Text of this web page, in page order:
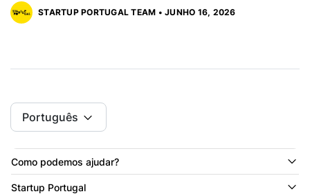
STARTUP PORTUGAL TEAM • JUNHO 16, 2026
Português
Como podemos ajudar?
Startup Portugal